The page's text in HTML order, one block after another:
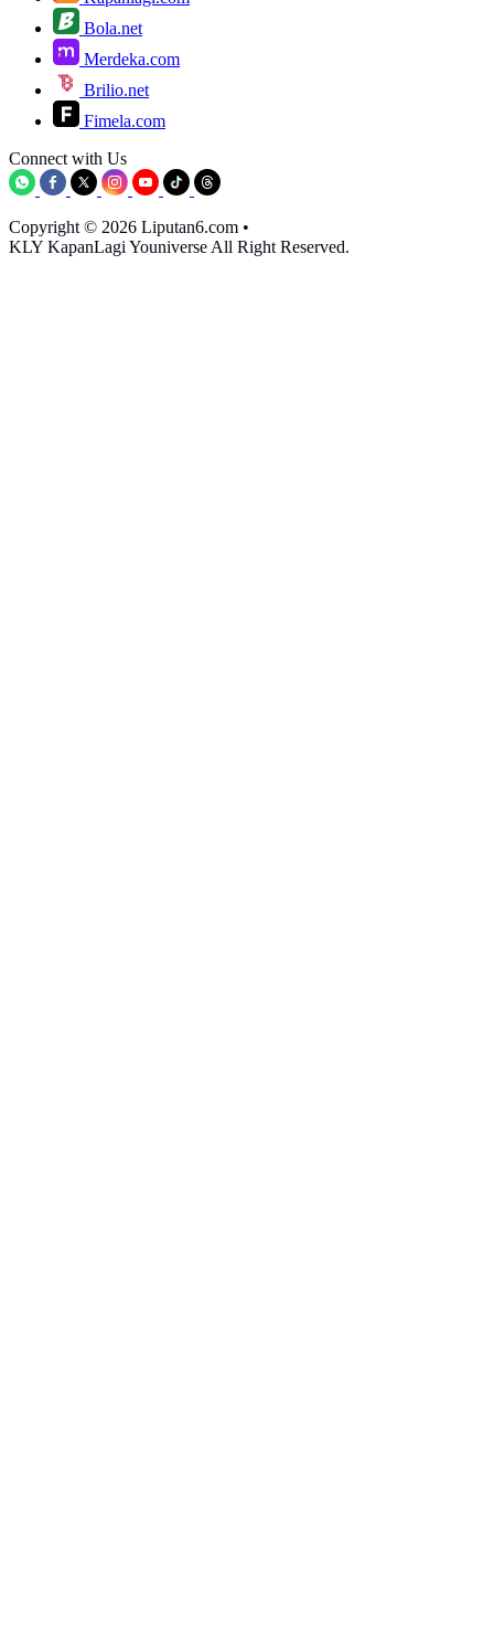
Bola.net
Merdeka.com
Brilio.net
Fimela.com
Connect with Us
Copyright © 2026 Liputan6.com •
KLY KapanLagi Youniverse All Right Reserved.